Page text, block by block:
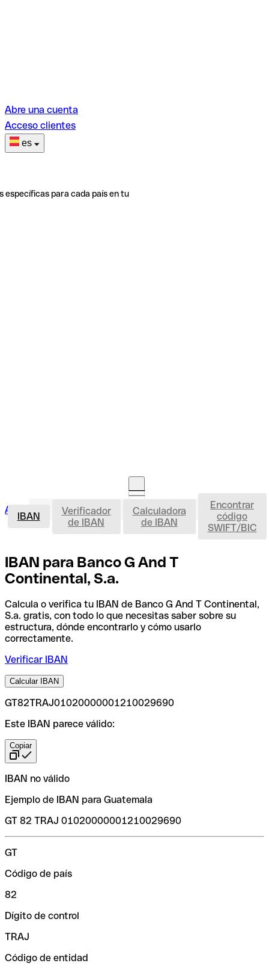
Abre una cuenta
Acceso clientes
es
específicas para cada país en tu
Acceso clientesAbrir cuenta IBAN
IBAN
Verificador
de IBAN
Calculadora
de IBAN
Encontrar
código
SWIFT/BIC
IBAN para Banco G And T
Continental, S.a.
Calcula o verifica tu IBAN de Banco G And T Continental,
S.a. gratis, con todo lo que necesitas saber sobre su
estructura, dónde encontrarlo y cómo usarlo
correctamente.
Verificar IBAN
Calcular IBAN
GT82TRAJ01020000001210029690
Este IBAN parece válido:
Copiar
IBAN no válido
Ejemplo de IBAN para Guatemala
GT 82 TRAJ 01020000001210029690
GT
Código de país
82
Dígito de control
TRAJ
Código de entidad